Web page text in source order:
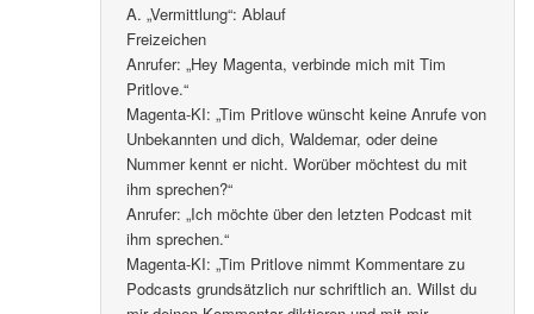
A. „Vermittlung“: Ablauf
Freizeichen
Anrufer: „Hey Magenta, verbinde mich mit Tim
Pritlove.“
Magenta-KI: „Tim Pritlove wünscht keine Anrufe von
Unbekannten und dich, Waldemar, oder deine
Nummer kennt er nicht. Worüber möchtest du mit
ihm sprechen?“
Anrufer: „Ich möchte über den letzten Podcast mit
ihm sprechen.“
Magenta-KI: „Tim Pritlove nimmt Kommentare zu
Podcasts grundsätzlich nur schriftlich an. Willst du